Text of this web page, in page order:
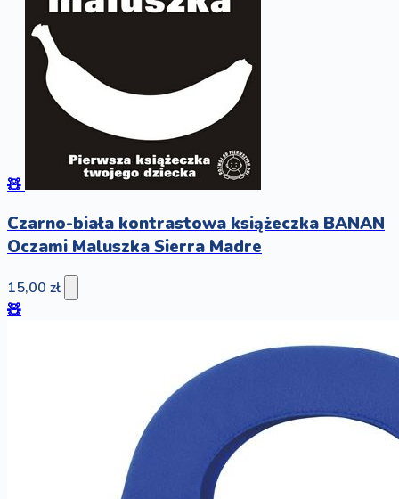
🧸
Czarno-biała kontrastowa książeczka BANAN
Oczami Maluszka Sierra Madre
15,00 zł
🧸